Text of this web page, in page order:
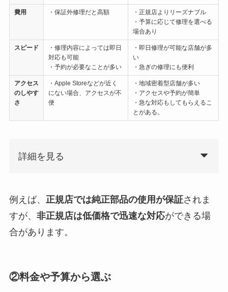
費用 ・保証外修理だと高額
・正規店よりリーズナブル
・予算に応じて修理を選べる
場合あり
スピード
・修理内容によっては即日
対応も可能
・予約が必要なことが多い
・即日修理が可能な店舗が多
い
・急ぎの修理にも便利
アクセス
のしやす
さ
・Apple Storeなどが近く
にない場合、アクセスが不
便
・地域密着型店舗が多い
・アクセスや予約が簡単
・急な対応もしてもらえるこ
とがある。
詳細を見る
例えば、 正規店では純正部品の使用が保証されま
すが、 非正規店は低価格で迅速な対応ができる場
合があります。
②料金や予算から選ぶ